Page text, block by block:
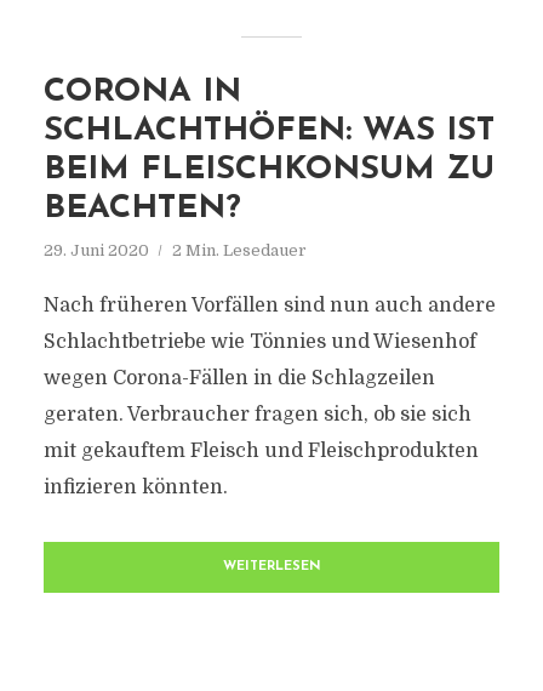
CORONA IN
SCHLACHTHÖFEN: WAS IST
BEIM FLEISCHKONSUM ZU
BEACHTEN?
29. Juni 2020 2 Min. Lesedauer
Nach früheren Vorfällen sind nun auch andere
Schlachtbetriebe wie Tönnies und Wiesenhof
wegen Corona-Fällen in die Schlagzeilen
geraten. Verbraucher fragen sich, ob sie sich
mit gekauftem Fleisch und Fleischprodukten
infizieren könnten.
WEITERLESEN